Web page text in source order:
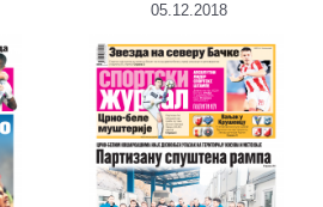
05.12.2018